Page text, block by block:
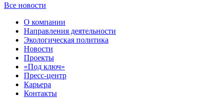
Все новости
О компании
Направления деятельности
Экологическая политика
Новости
Проекты
«Под ключ»
Пресс-центр
Карьера
Контакты